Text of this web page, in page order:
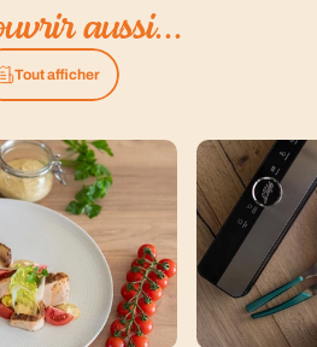
aussi...
Tout afficher